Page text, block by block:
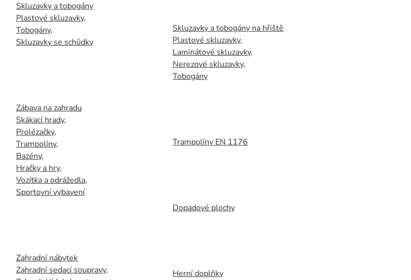
Skluzavky a tobogány
Plastové skluzavky,
Tobogány,
Skluzavky se schůdky
Zábava na zahradu
Skákací hrady,
Prolézačky,
Trampolíny,
Bazény,
Hračky a hry,
Vozítka a odrážedla,
Sportovní vybavení
Zahradní nábytek
Zahradní sedací soupravy,
Skluzavky a tobogány na hřiště
Plastové skluzavky,
Laminátové skluzavky,
Nerezové skluzavky,
Tobogány
Trampolíny EN 1176
Dopadové plochy
Herní doplňky